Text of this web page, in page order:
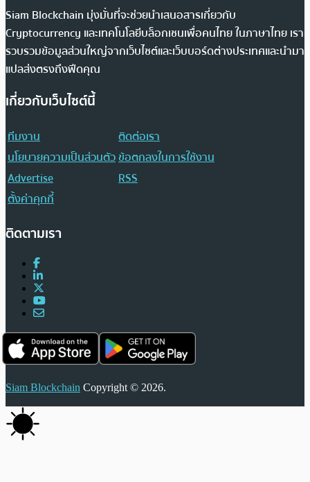
Siam Blockchain มุ่งมั่นที่จะช่วยนำเสนอสารเกี่ยวกับ
Cryptocurrency และเทคโนโลยีบล็อกเชนเพื่อคนไทย ในภาษาไทย เรา
รวบรวมข้อมูลส่วนใหญ่จากเว็บไซต์และเว็บบอร์ดต่างประเทศและนำมา
แปลส่งตรงถึงฟีดคุณ
เกี่ยวกับเว็บไซต์นี้
ทีมงาน
ติดต่อเรา
นโยบายความเป็นส่วนตัวข้อตกลงในการใช้งาน
Advertise
RSS
ตั้งค่าคุกกี้
ติดตามเรา
Siam Blockchain Copyright © 2026.